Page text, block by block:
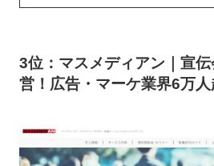
3位：マスメディアン｜宣
営！広告・マーケ業界6万